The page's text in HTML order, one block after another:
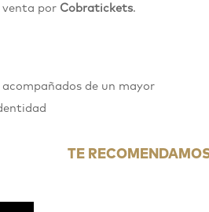
venta por Cobratickets.
de un mayor
TE